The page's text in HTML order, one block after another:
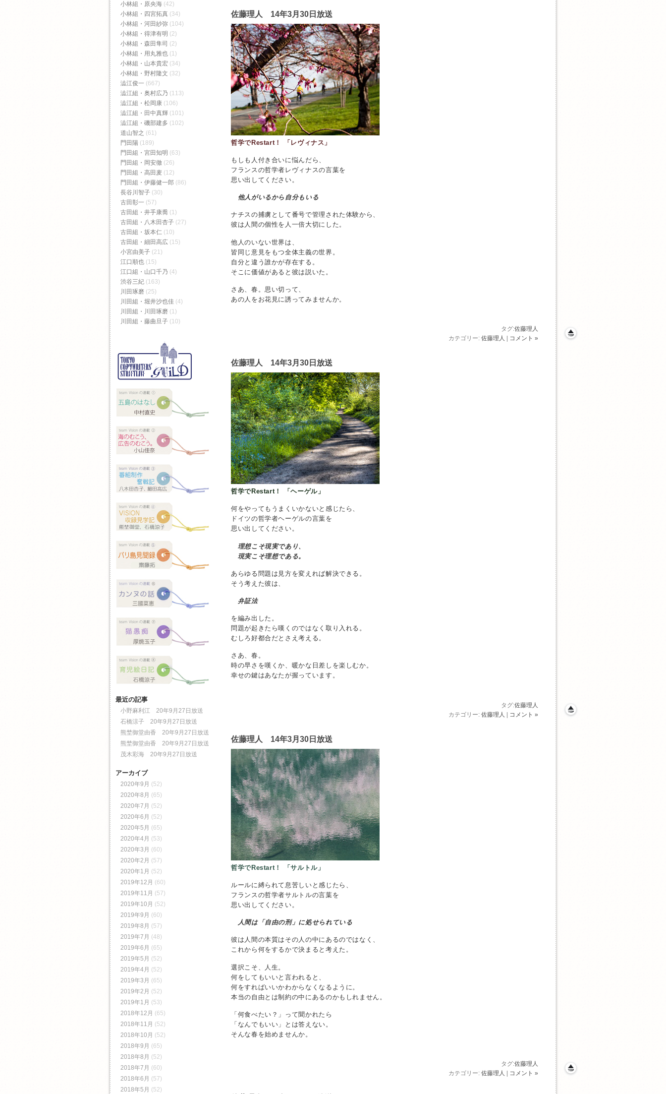
佐藤理人 14年3月30日放送
Dave Bledsoe
哲学でRestart！ 「レヴィナス」
もしも人付き合いに悩んだら、
フランスの哲学者レヴィナスの言葉を
思い出してください。
他人がいるから自分もいる
ナチスの捕虜として番号で管理された体験から、
彼は人間の個性を人一倍大切にした。
他人のいない世界は、
皆同じ意見をもつ全体主義の世界。
自分と違う誰かが存在する。
そこに価値があると彼は説いた。
さあ、春。思い切って、
あの人をお花見に誘ってみませんか。
タグ:佐藤理人
カテゴリー: 佐藤理人 コメント »
佐藤理人 14年3月30日放送
Mark
哲学でRestart！ 「ヘーゲル」
何をやってもうまくいかないと感じたら、
ドイツの哲学者ヘーゲルの言葉を
思い出してください。
理想こそ現実であり、
現実こそ理想である。
あらゆる問題は見方を変えれば解決できる。
そう考えた彼は、
弁証法
を編み出した。
問題が起きたら嘆くのではなく取り入れる。
むしろ好都合だとさえ考える。
さあ、春。
時の早さを嘆くか、暖かな日差しを楽しむか。
幸せの鍵はあなたが握っています。
タグ:佐藤理人
カテゴリー: 佐藤理人 | コメント »
佐藤理人 14年3月30日放送
やっぴー
哲学でRestart！ 「サルトル」
ルールに縛られて息苦しいと感じたら、
フランスの哲学者サルトルの言葉を
思い出してください。
人間は「自由の刑」に処せられている
彼は人間の本質はその人の中にあるのではなく、
これから何をするかで決まると考えた。
選択こそ、人生。
何をしてもいいと言われると、
何をすればいいかわからなくなるように。
本当の自由とは制約の中にあるのかもしれません。
「何食べたい？」って聞かれたら
「なんでもいい」とは答えない。
そんな春を始めませんか。
タグ:佐藤理人
カテゴリー: 佐藤理人 コメント »
小林組・原央海 (42)
小林組・四宮拓真 (34)
小林組・河田紗弥 (104)
小林組・得津有明 (2)
小林組・森田隼司 (2)
小林組・用丸雅也 (1)
小林組・山本貴宏 (34)
小林組・野村隆文 (32)
澁江俊一 (667)
澁江組・奥村広乃 (113)
澁江組・松岡康 (106)
澁江組・田中真輝 (101)
澁江組・磯部建多 (102)
道山智之 (61)
門田陽 (189)
門田組・宮田知明 (63)
門田組・岡安徹 (26)
門田組・高田麦 (12)
門田組・伊藤健一郎 (86)
長谷川智子 (30)
古田彰一 (57)
古田組・井手康喬 (1)
古田組・八木田杏子 (27)
古田組・坂本仁 (10)
古田組・細田高広 (15)
小宮由美子 (21)
江口順也 (15)
江口組・山口千乃 (4)
渋谷三紀 (163)
川田琢磨 (25)
川田組・堀井沙也佳 (4)
川田組・川田琢磨 (1)
川田組・藤曲旦子 (10)
最近の記事
小野麻利江 20年9月27日放送
石橋涼子 20年9月27日放送
熊埜御堂由香 20年9月27日放送
熊埜御堂由香 20年9月27日放送
茂木彩海 20年9月27日放送
アーカイブ
2020年9月 (52)
2020年8月 (65)
2020年7月 (52)
2020年6月 (52)
2020年5月 (65)
2020年4月 (53)
2020年3月 (60)
2020年2月 (57)
2020年1月 (52)
2019年12月 (60)
2019年11月 (57)
2019年10月 (52)
2019年9月 (60)
2019年8月 (57)
2019年7月 (48)
2019年6月 (65)
2019年5月 (52)
2019年4月 (52)
2019年3月 (65)
2019年2月 (52)
2019年1月 (53)
2018年12月 (65)
2018年11月 (52)
2018年10月 (52)
2018年9月 (65)
2018年8月 (52)
2018年7月 (60)
2018年6月 (57)
2018年5月 (52)